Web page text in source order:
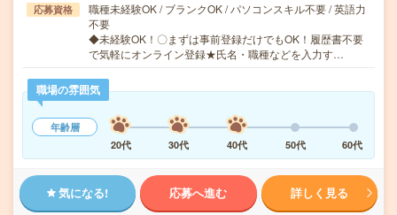
応募資格
職種未経験OK / ブランクOK / パソコンスキル不要 / 英語力
不要
◆未経験OK！〇まずは事前登録だけでもOK！履歴書不要
で気軽にオンライン登録★氏名・職種などを入力す…
職場の雰囲気
年齢層
20代
30代 40代 50代 60代
気になる! 応募へ進む 詳しく見る